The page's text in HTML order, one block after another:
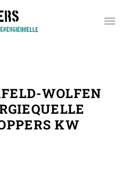
WOLFEN
KW